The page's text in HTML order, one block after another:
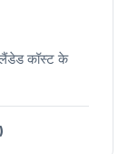
कॉस्ट के